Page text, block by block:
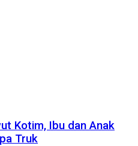
Kotim, Ibu dan Anak
Truk